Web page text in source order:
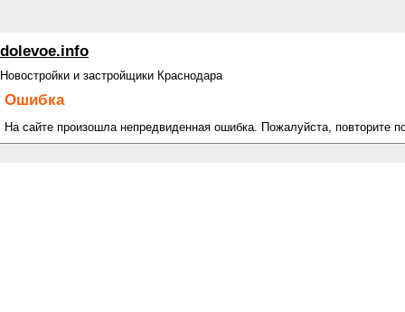
dolevoe.info
Новостройки и застройщики Краснодара
Ошибка
На сайте произошла непредвиденная ошибка. Пожалуйста, повторите